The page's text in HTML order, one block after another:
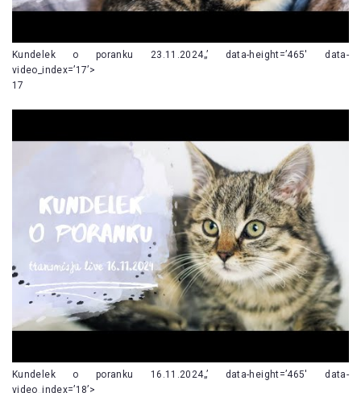
Kundelek o poranku 23.11.2024„’ data-height=’465′ data-
video_index=’17’>
17
Kundelek o poranku 16.11.2024„’ data-height=’465′ data-
video_index=’18’>